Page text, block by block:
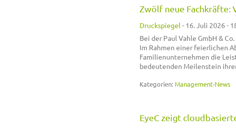
Zwölf neue Fachkräfte:
Druckspiegel - 16. Juli 2026 -
Bei der Paul Vahle GmbH &
Im Rahmen einer feierlichen
Familienunternehmen die
bedeutenden Meilenstein
Kategorien: Management-News
EyeC zeigt